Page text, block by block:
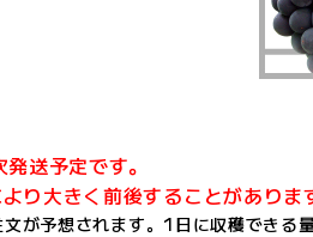
送予定です。
り大きく前後することがありま
が予想されます。1日に収穫できる